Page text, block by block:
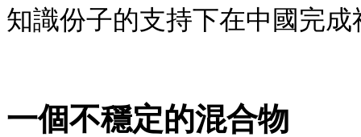
知識份子的支持下在中國完
一個不穩定的混合物